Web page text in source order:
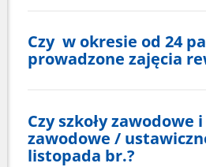
Czy w okresie od 24
prowadzone zajęcia
Czy szkoły
zawodowe /
listopada br.?